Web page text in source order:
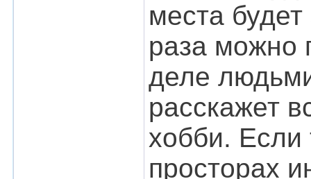
места
раза можно
деле
расскажет
хобби. Если
просторах